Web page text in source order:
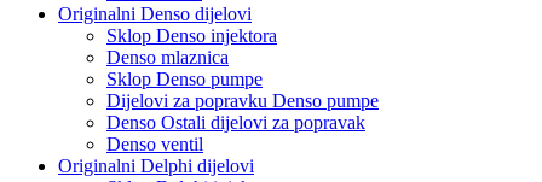
Originalni Denso dijelovi
Sklop Denso injektora
Denso mlaznica
Sklop Denso pumpe
Dijelovi za popravku Denso pumpe
Denso Ostali dijelovi za popravak
Denso ventil
Originalni Delphi dijelovi